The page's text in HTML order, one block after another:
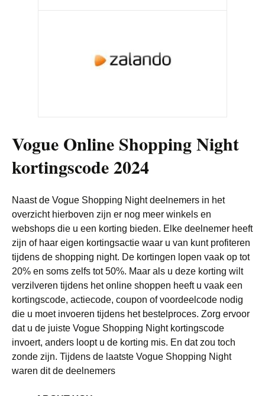
Vogue Online Shopping Night
kortingscode 2024
Naast de Vogue Shopping Night deelnemers in het
overzicht hierboven zijn er nog meer winkels en
webshops die u een korting bieden. Elke deelnemer heeft
zijn of haar eigen kortingsactie waar u van kunt profiteren
tijdens de shopping night. De kortingen lopen vaak op tot
20% en soms zelfs tot 50%. Maar als u deze korting wilt
verzilveren tijdens het online shoppen heeft u vaak een
kortingscode, actiecode, coupon of voordeelcode nodig
die u moet invoeren tijdens het bestelproces. Zorg ervoor
dat u de juiste Vogue Shopping Night kortingscode
invoert, anders loopt u de korting mis. En dat zou toch
zonde zijn. Tijdens de laatste Vogue Shopping Night
waren dit de deelnemers